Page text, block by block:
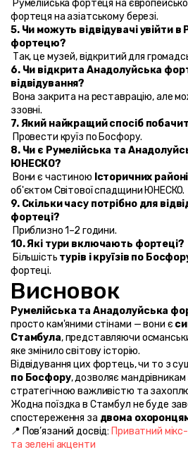
фортеця на азіатському березі.
5. Чи можуть відвідувачі увійти в
фортецю?
Так, це музей, відкритий для
6. Чи відкрита Анадолуйська
відвідування?
ззовні.
7. Який найкращий спосіб
Провести круїз по Босфору.
8. Чи є Румелійська та
ЮНЕСКО?
Вони є частиною Історичних
об'єктом Світової спадщини ЮНЕСКО.
9. Скільки часу потрібно для
фортеці?
Приблизно 1–2 години.
10. Які тури включають фортеці?
Більшість турів і круїзів по
фортеці.
Висновок
Румелійська та Анадолуйська
просто кам'яними стінами — вони є
Стамбула, представляючи
яке змінило світову історію.
Відвідування цих фортець, чи то з
по Босфору, дозволяє мандрівникам
стратегічною важливістю та
Жодна поїздка в Стамбул не буде
спостереження за двома
📍 Пов’язаний досвід: Приватний мікс-
та зелені акценти